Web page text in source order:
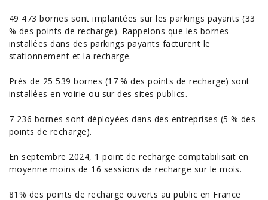
49 473 bornes sont implantées sur les parkings payants (33
% des points de recharge). Rappelons que les bornes
installées dans des parkings payants facturent le
stationnement et la recharge.
Près de 25 539 bornes (17 % des points de recharge) sont
installées en voirie ou sur des sites publics.
7 236 bornes sont déployées dans des entreprises (5 % des
points de recharge).
En septembre 2024, 1 point de recharge comptabilisait en
moyenne moins de 16 sessions de recharge sur le mois.
81% des points de recharge ouverts au public en France